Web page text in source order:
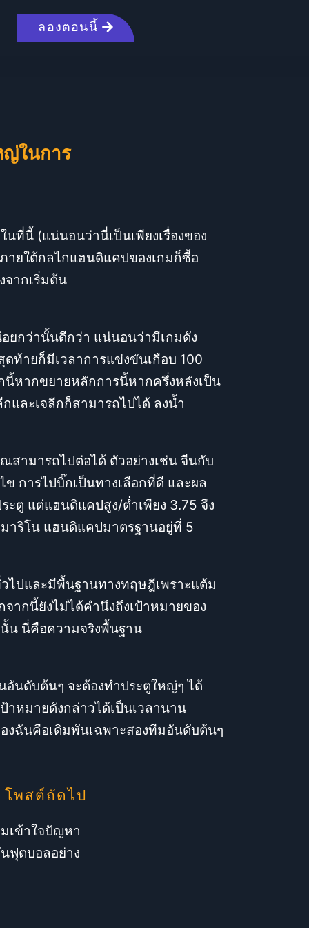
ลองตอนนี้
ญ่ในการ
ที่นี้ (แน่นอนว่านี่เป็นเพียงเรื่องของ
ยใต้กลไกแฮนดิแคปของเกมก็ซื้อ
ากเริ่มต้น
ยกว่านั้นดีกว่า แน่นอนว่ามีเกมดัง
ท้ายก็มีเวลาการแข่งขันเกือบ 100
หากขยายหลักการนี้หากครึ่งหลังเป็น
ละเจลีกก็สามารถไปได้ ลงน้ำ
สามารถไปต่อได้ ตัวอย่างเช่น จีนกับ
การไปบิ๊กเป็นทางเลือกที่ดี และผล
ตู แต่แฮนดิแคปสูง/ต่ำเพียง 3.75 จึง
าริโน แฮนดิแคปมาตรฐานอยู่ที่ 5
ไปและมีพื้นฐานทางทฤษฎีเพราะแต้ม
ากนี้ยังไม่ได้คำนึงถึงเป้าหมายของ
น นี่คือความจริงพื้นฐาน
นดับต้นๆ จะต้องทำประตูใหญ่ๆ ได้
าหมายดังกล่าวได้เป็นเวลานาน
งฉันคือเดิมพันเฉพาะสองทีมอันดับต้นๆ
โพสต์ถัดไป
เข้าใจปัญหา
ฟุตบอลอย่าง